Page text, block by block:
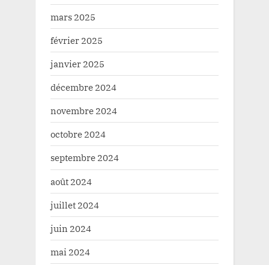
mars 2025
février 2025
janvier 2025
décembre 2024
novembre 2024
octobre 2024
septembre 2024
août 2024
juillet 2024
juin 2024
mai 2024